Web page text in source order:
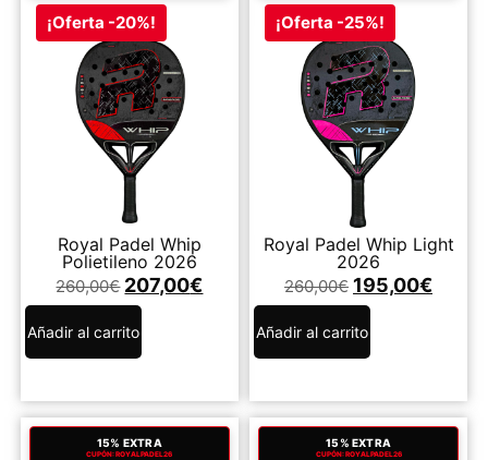
¡Oferta -20%!
Royal Padel Whip
Polietileno 2026
260,00€ 207,00€
Añadir al carrito
¡Oferta -25%!
Royal Padel Whip Light
2026
260,00€ 195,00€
Añadir al carrito
15% EXTRA
CUPÓN: ROYALPADEL26
15% EXTRA
CUPÓN: ROYALPADEL26